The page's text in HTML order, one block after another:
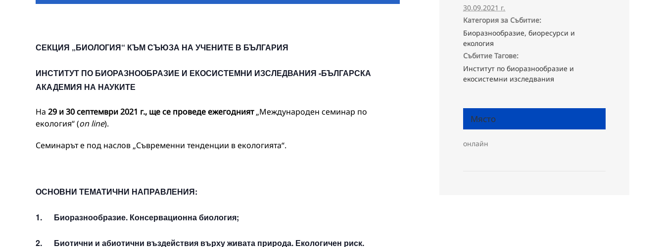
СЕКЦИЯ „БИОЛОГИЯ“ КЪМ СЪЮЗА НА УЧЕНИТЕ В БЪЛГАРИЯ
ИНСТИТУТ ПО БИОРАЗНООБРАЗИЕ И ЕКОСИСТЕМНИ ИЗСЛЕДВАНИЯ -БЪЛГАРСКА
АКАДЕМИЯ НА НАУКИТЕ
На 29 и30септември 2021 г., ще се проведеежегодният„Международен семинар по
екология“ (on line).
Семинарът е под наслов „Съвременни тенденции в екологията“.
ОСНОВНИ ТЕМАТИЧНИ НАПРАВЛЕНИЯ:
1. Биоразнообразие. Консервационна биология;
2. Биотични и абиотични въздействия върху живата природа. Екологичен риск.
30.09.2021 г.
Категория за Събитие:
Биоразнообразие, биоресурси и
екология
Събитие Тагове:
Институт по биоразнообразие и
екосистемни изследвания
Място
онлайн